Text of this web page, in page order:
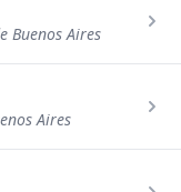
Buenos Aires
Aires